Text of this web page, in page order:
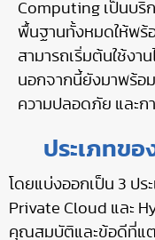
Computing เป็นบริ
พื้นฐานทั้งหมดให้พร้
สามารถเริ่มต้นใช้ง
นอกจากนี้ยังมาพร้อ
ความปลอดภัย และก
ประเภทข
โดยแบ่งออกเป็น 3 ปร
Private Cloud และ
คุณสมบัติและข้อดีที่แ